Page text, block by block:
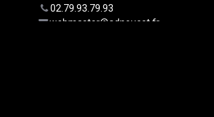
02.79.93.79.93
webmaster@adnouest.fr